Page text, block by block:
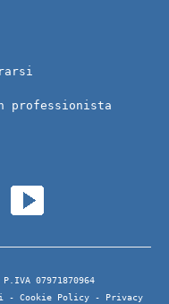
professionista
07971870964
- Cookie Policy -
Privacy